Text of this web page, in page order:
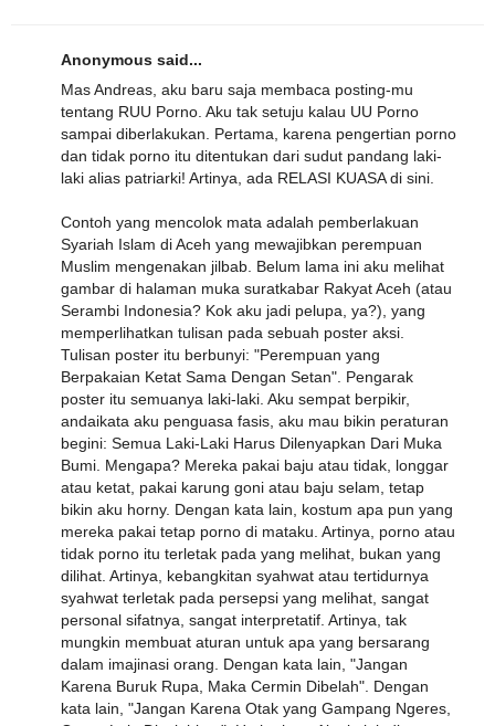
Anonymous said...
Mas Andreas, aku baru saja membaca posting-mu
tentang RUU Porno. Aku tak setuju kalau UU Porno
sampai diberlakukan. Pertama, karena pengertian porno
dan tidak porno itu ditentukan dari sudut pandang laki-
laki alias patriarki! Artinya, ada RELASI KUASA di sini.
Contoh yang mencolok mata adalah pemberlakuan
Syariah Islam di Aceh yang mewajibkan perempuan
Muslim mengenakan jilbab. Belum lama ini aku melihat
gambar di halaman muka suratkabar Rakyat Aceh (atau
Serambi Indonesia? Kok aku jadi pelupa, ya?), yang
memperlihatkan tulisan pada sebuah poster aksi.
Tulisan poster itu berbunyi: "Perempuan yang
Berpakaian Ketat Sama Dengan Setan". Pengarak
poster itu semuanya laki-laki. Aku sempat berpikir,
andaikata aku penguasa fasis, aku mau bikin peraturan
begini: Semua Laki-Laki Harus Dilenyapkan Dari Muka
Bumi. Mengapa? Mereka pakai baju atau tidak, longgar
atau ketat, pakai karung goni atau baju selam, tetap
bikin aku horny. Dengan kata lain, kostum apa pun yang
mereka pakai tetap porno di mataku. Artinya, porno atau
tidak porno itu terletak pada yang melihat, bukan yang
dilihat. Artinya, kebangkitan syahwat atau tertidurnya
syahwat terletak pada persepsi yang melihat, sangat
personal sifatnya, sangat interpretatif. Artinya, tak
mungkin membuat aturan untuk apa yang bersarang
dalam imajinasi orang. Dengan kata lain, "Jangan
Karena Buruk Rupa, Maka Cermin Dibelah". Dengan
kata lain, "Jangan Karena Otak yang Gampang Ngeres,